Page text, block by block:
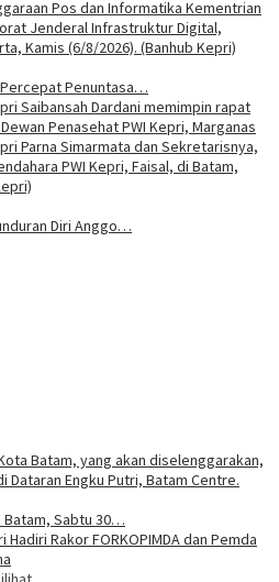
Penuntasa…
Diri Anggo…
Batam, Sabtu 30…